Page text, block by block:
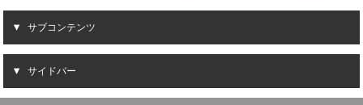
サブコンテンツ
サイドバー